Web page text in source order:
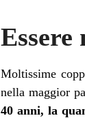
Essere
Moltissime
nella maggior
40 anni, la